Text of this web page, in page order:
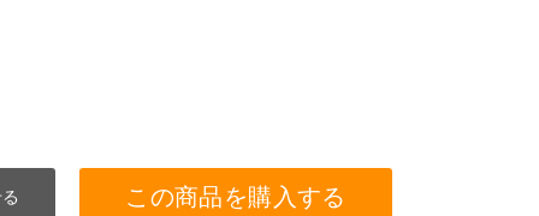
この商品を購入する